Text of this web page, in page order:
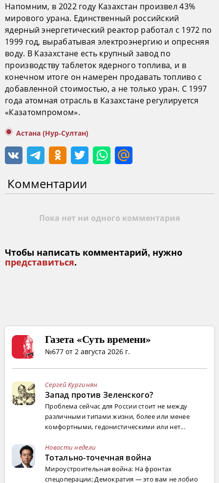
Напомним, в 2022 году Казахстан произвел 43%
мирового урана. Единственный российский
ядерный энергетический реактор работал с 1972 по
1999 год, вырабатывая электроэнергию и опресняя
воду. В Казахстане есть крупный завод по
производству таблеток ядерного топлива, и в
конечном итоге он намерен продавать топливо с
добавленной стоимостью, а не только уран. С 1997
года атомная отрасль в Казахстане регулируется
«Казатомпромом».
Астана (Нур-Султан)
Комментарии
Пока нет ни одного комментария
Чтобы написать комментарий, нужно
представиться.
Газета «Суть времени»
№677 от 2 августа 2026 г.
Сергей Кургинян
Запад против Зеленского?
Проблема сейчас для России стоит не между
различными типами жизни, более или менее
комфортными, гедонистическими или нет...
Новости недели
Тотально-точечная война
Мироустроительная война: На фронтах
спецоперации; Демократия — это вам не лобио